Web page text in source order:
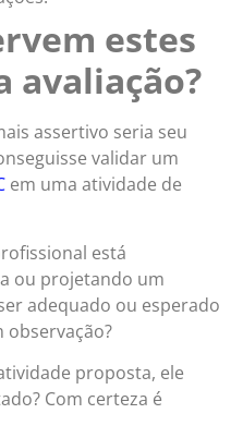
estes
avaliação?
assertivo seria seu
validar um
em uma atividade de
está
ou projetando um
adequado ou esperado
observação?
proposta, ele
Com certeza é